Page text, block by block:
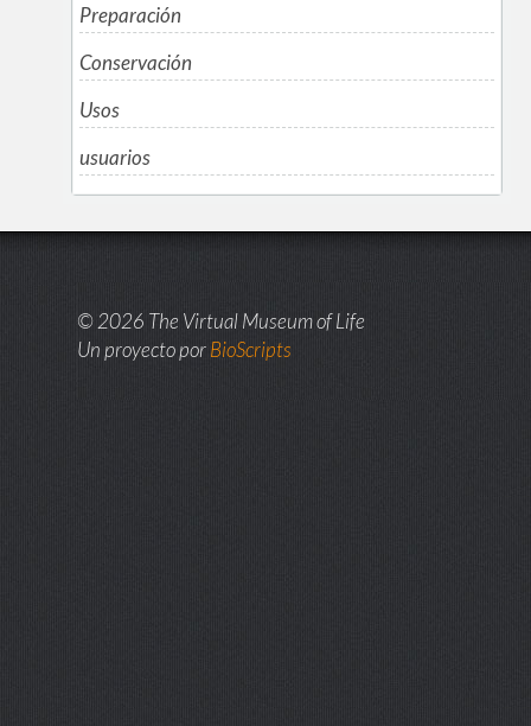
Preparación
Conservación
Usos
usuarios
© 2026 The Virtual Museum of Life
Un proyecto porBioScripts